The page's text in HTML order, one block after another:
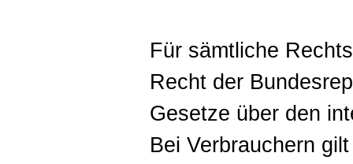
Für sämtliche
Recht der
Gesetze über den
Bei Verbrauchern